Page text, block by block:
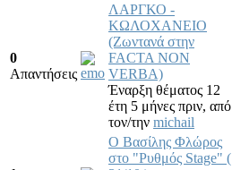
0
Απαντήσεις
ΛΑΡΓΚΟ -
ΚΩΛΟΧΑΝΕΙΟ
(Ζωντανά στην
FACTA NON
VERBA)
Έναρξη θέματος 12
έτη 5 μήνες πριν, από
τον/την michail
Ο Βασίλης Φλώρος
στο "Ρυθμός Stage" (